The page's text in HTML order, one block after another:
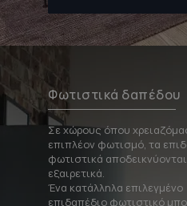
Φωτιστικά δαπέδου
Σε χώρους όπου
επιπλέον φωτισμό, τα
φωτιστικά αποδεικνύονται
εξαιρετικά.
Ένα κατάλληλα επιλεγμένο
επιδαπέδιο φωτιστικό